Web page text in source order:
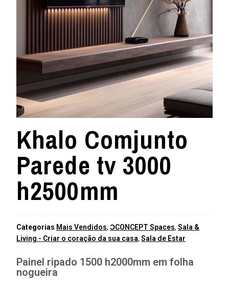
Khalo Comjunto
Parede tv 3000
h2500mm
Categorias Mais Vendidos, ƆCONCEPT Spaces, Sala &
Living - Criar o coração da sua casa, Sala de Estar
Painel ripado 1500 h2000mm em folha
nogueira